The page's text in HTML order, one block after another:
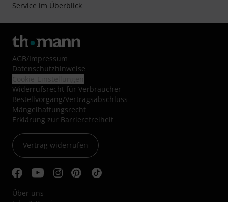
Service im Überblick
AGB/Impressum
Datenschutzhinweise
Widerrufsrecht für Verbraucher
Bestellvorgang/Vertragsabschluss
Mängelhaftungsrecht
Erklärung zur Barrierefreiheit
Vertrag widerrufen
Über uns